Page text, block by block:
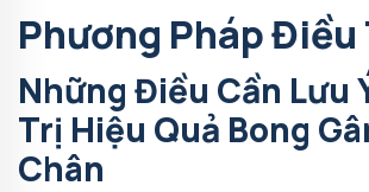
Phương Pháp Điều
Những Điều Cần Lưu
Trị Hiệu Quả Bong
Chân